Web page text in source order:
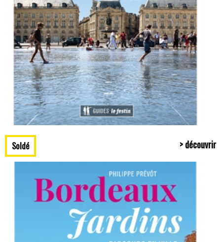
Soldé > découvrir